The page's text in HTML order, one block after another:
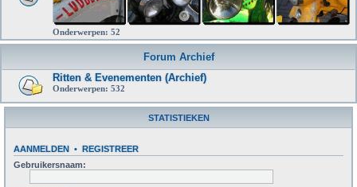
Onderwerpen: 52
Forum Archief
Ritten & Evenementen (Archief)
Onderwerpen: 532
STATISTIEKEN
AANMELDEN •
REGISTREER
Gebruikersnaam: